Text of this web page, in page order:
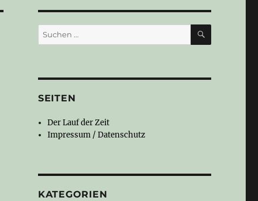
Suchen
nach:
SUCHEN
SEITEN
Der Lauf der Zeit
Impressum / Datenschutz
KATEGORIEN